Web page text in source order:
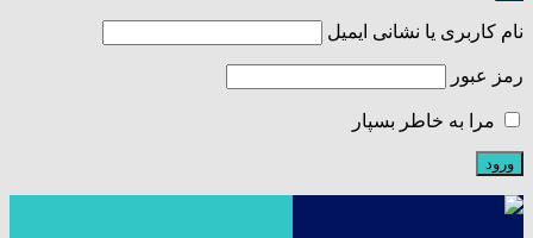
نام کاربری یا نشانی ایمیل
رمز عبور
مرا به خاطر بسپار